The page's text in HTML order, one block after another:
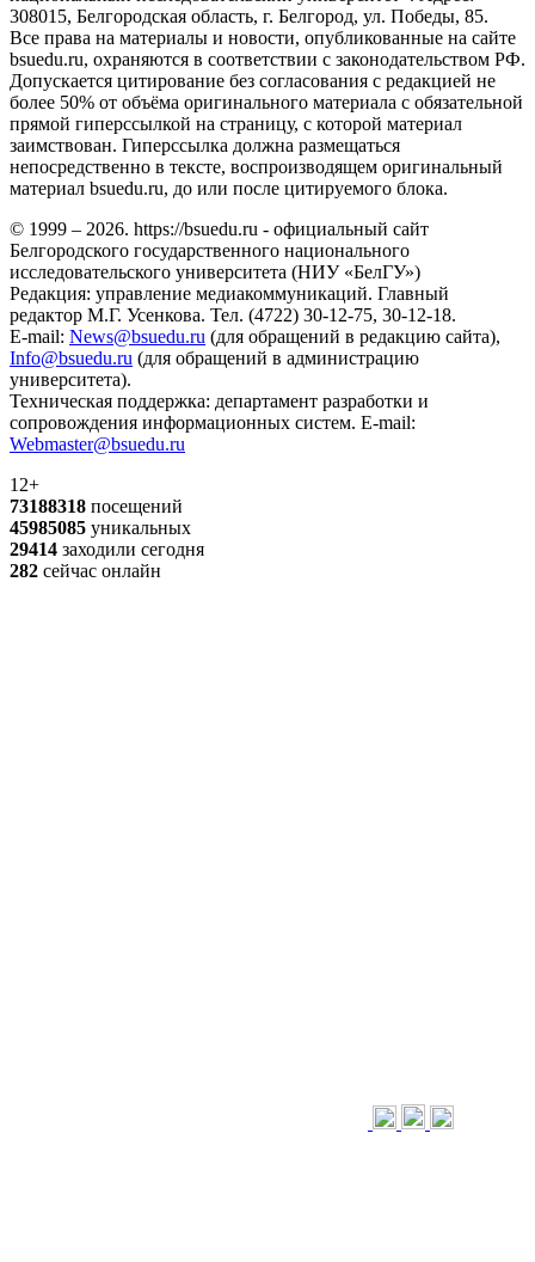
308015, Белгородская область, г. Белгород, ул. Победы, 85.
Все права на материалы и новости, опубликованные на сайте
bsuedu.ru, охраняются в соответствии с законодательством РФ.
Допускается цитирование без согласования с редакцией не
более 50% от объёма оригинального материала с обязательной
прямой гиперссылкой на страницу, с которой материал
заимствован. Гиперссылка должна размещаться
непосредственно в тексте, воспроизводящем оригинальный
материал bsuedu.ru, до или после цитируемого блока.
© 1999 – 2026. https://bsuedu.ru - официальный сайт
Белгородского государственного национального
исследовательского университета (НИУ «БелГУ»)
Редакция: управление медиакоммуникаций. Главный
редактор М.Г. Усенкова. Тел. (4722) 30-12-75, 30-12-18.
E-mail: News@bsuedu.ru (для обращений в редакцию сайта),
Info@bsuedu.ru (для обращений в администрацию
университета).
Техническая поддержка: департамент разработки и
сопровождения информационных систем. E-mail:
Webmaster@bsuedu.ru
12+
73188318 посещений
45985085 уникальных
29414 заходили сегодня
282 сейчас онлайн